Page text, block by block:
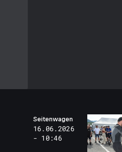
Seitenwagen
16.06.2026
- 10:46